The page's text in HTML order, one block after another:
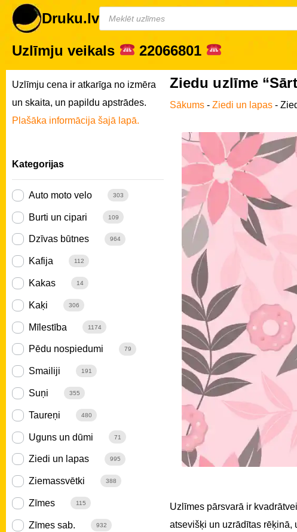
Druku.lv
Uzlīmju veikals 22066801
Uzlīmju cena ir atkarīga no izmēra
un skaita, un papildu apstrādes.
Plašāka informācija šajā lapā.
Kategorijas
Auto moto velo 303
Burti un cipari 109
Dzīvas būtnes 964
Kafija 112
Kakas 14
Kaķi 306
Mīlestība 1174
Pēdu nospiedumi 79
Smailiji 191
Suņi 355
Taureņi 480
Uguns un dūmi 71
Ziedi un lapas 995
Ziemassvētki 388
Zīmes 115
Zīmes sab. 932
Ziedu uzlīme
Sākums- Ziedi un lapas-
Uzlīmes pārsvarā ir
atsevišķi un uzrādītas rēķinā,